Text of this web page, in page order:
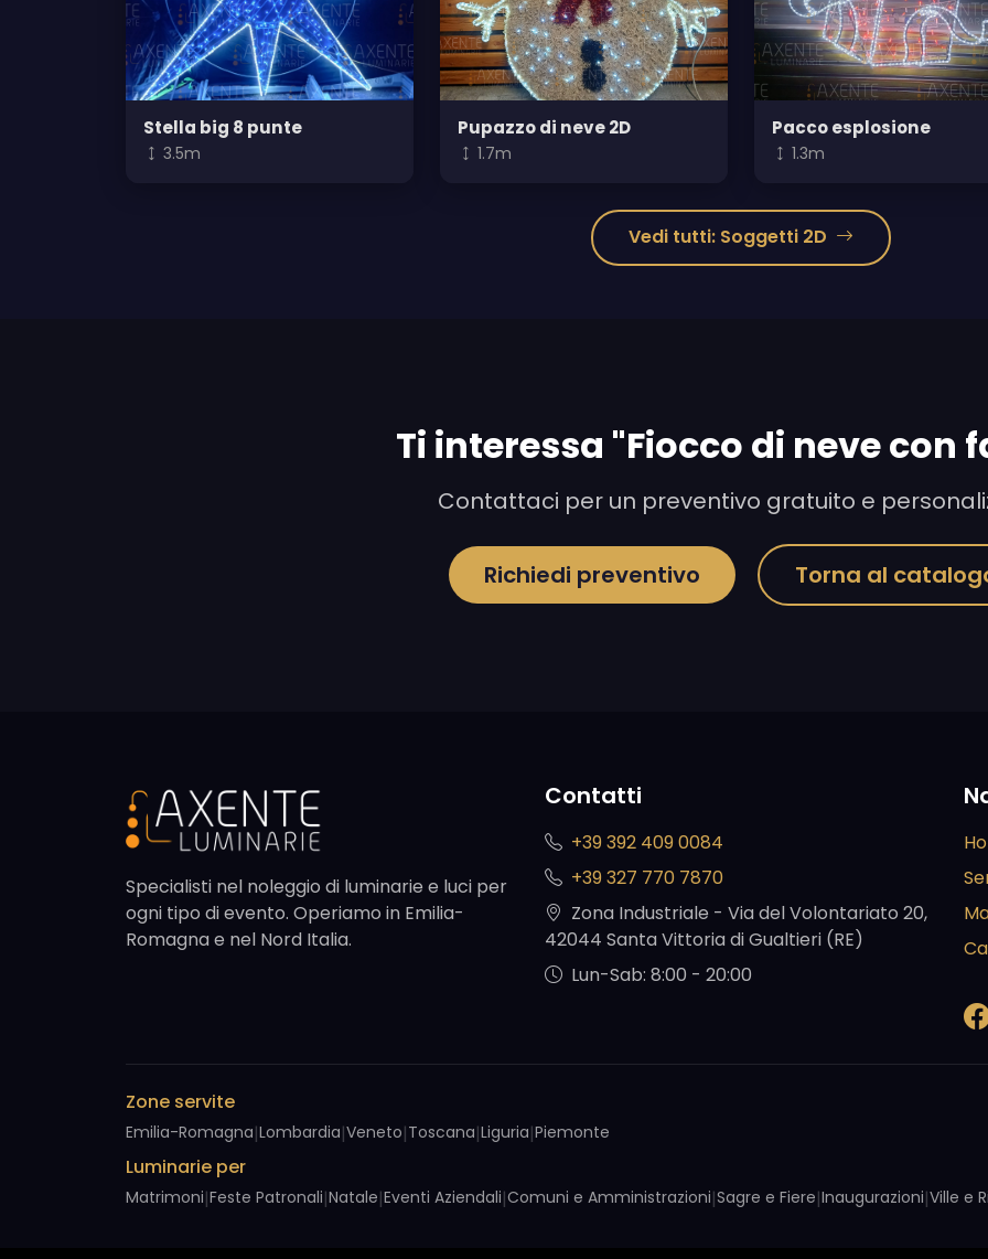
Stella big 8 punte
3.5m
Pupazzo di neve 2D
1.7m
Pacco esplosione
1.3m
Vedi tutti: Soggetti 2D
Ti interessa "Fiocco di neve con
Contattaci per un preventivo gratuito e
Richiedi preventivo Torna al
Specialisti nel noleggio di luminarie e luci per
ogni tipo di evento. Operiamo in Emilia-
Romagna e nel Nord Italia.
Contatti
+39 392 409 0084
+39 327 770 7870
Zona Industriale - Via del Volontariato 20,
42044 Santa Vittoria di Gualtieri (RE)
Lun-Sab: 8:00 - 20:00
Zone servite
Emilia-Romagna|Lombardia|Veneto|Toscana|Liguria|Piemonte
Luminarie per
Matrimoni|Feste Patronali|Natale|Eventi Aziendali|Comuni e Amministrazioni|Sagre e Fiere|Inaugurazioni|Ville e